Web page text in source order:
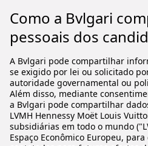
Como a Bvlgari
pessoais dos
A Bvlgari pode compartilhar
se exigido por lei ou solicitado
autoridade governamental ou
Além disso, mediante
a Bvlgari pode compartilhar
LVMH Hennessy Moët Louis
subsidiárias em todo o mundo
Espaço Econômico Europeu,